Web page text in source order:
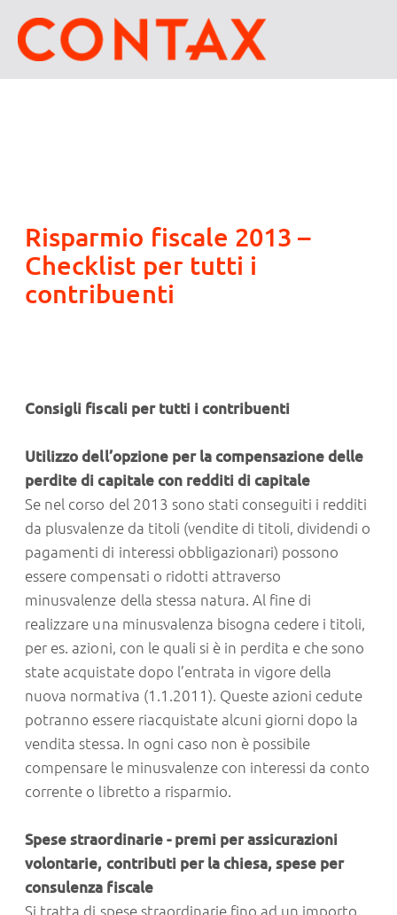
Risparmio fiscale 2013 –
Checklist per tutti i
contribuenti
Consigli fiscali per tutti i contribuenti
Utilizzo dell’opzione per la compensazione delle
perdite di capitale con redditi di capitale
Se nel corso del 2013 sono stati conseguiti i redditi
da plusvalenze da titoli (vendite di titoli, dividendi o
pagamenti di interessi obbligazionari) possono
essere compensati o ridotti attraverso
minusvalenze della stessa natura. Al fine di
realizzare una minusvalenza bisogna cedere i titoli,
per es. azioni, con le quali si è in perdita e che sono
state acquistate dopo l’entrata in vigore della
nuova normativa (1.1.2011). Queste azioni cedute
potranno essere riacquistate alcuni giorni dopo la
vendita stessa. In ogni caso non è possibile
compensare le minusvalenze con interessi da conto
corrente o libretto a risparmio.
Spese straordinarie - premi per assicurazioni
volontarie, contributi per la chiesa, spese per
consulenza fiscale
Si tratta di spese straordinarie fino ad un importo